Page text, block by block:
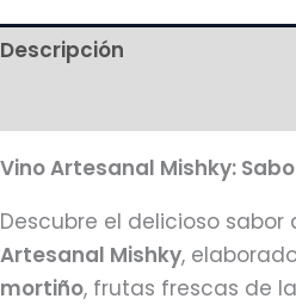
Descripción
Vino Artesanal Mishky:
Descubre el delicioso sabor
Artesanal Mishky,
mortiño, frutas frescas de